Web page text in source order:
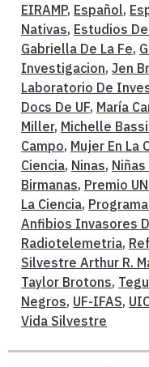
EIRAMP, Español,
Nativas, Estudios
Gabriella De La Fe,
Investigacion, Jen
Laboratorio De
Docs De UF, María
Miller, Michelle
Campo, Mujer En La
Ciencia, Ninas, Niñas
Birmanas, Premio
La Ciencia,
Anfibios Invasores
Radiotelemetria,
Silvestre Arthur R.
Taylor Brotons,
Negros, UF-IFAS,
Vida Silvestre